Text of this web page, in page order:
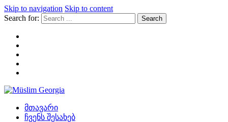
Skip to navigation Skip to content
Search for:
Müslim Georgia
მთავარი
ჩვენს შესახებ